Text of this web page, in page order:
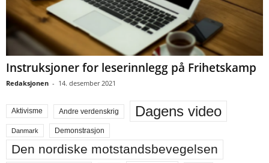
Instruksjoner for leserinnlegg på Frihetskamp
Redaksjonen - 14. desember 2021
Aktivisme Andre verdenskrig Dagens video
Danmark Demonstrasjon
Den nordiske motstandsbevegelsen